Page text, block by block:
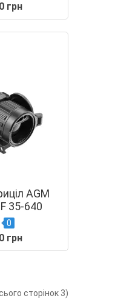
грн
AGM
35-640
0
грн
сторінок 3)